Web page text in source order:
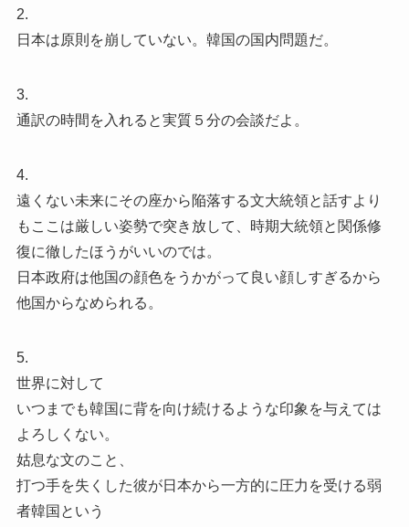
2.
日本は原則を崩していない。韓国の国内問題だ。
3.
通訳の時間を入れると実質５分の会談だよ。
4.
遠くない未来にその座から陥落する文大統領と話すより
もここは厳しい姿勢で突き放して、時期大統領と関係修
復に徹したほうがいいのでは。
日本政府は他国の顔色をうかがって良い顔しすぎるから
他国からなめられる。
5.
世界に対して
いつまでも韓国に背を向け続けるような印象を与えては
よろしくない。
姑息な文のこと、
打つ手を失くした彼が日本から一方的に圧力を受ける弱
者韓国という